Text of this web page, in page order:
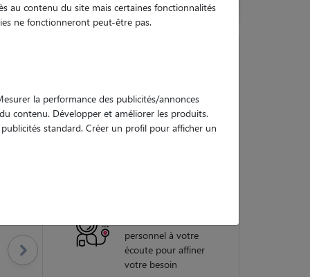
garanties
personnel à votre
écoute pour affiner
votre besoin
au contenu du site mais certaines fonctionnalités
ne fonctionneront peut-être pas.
la performance des publicités/annonces
contenu. Développer et améliorer les produits.
standard. Créer un profil pour afficher un